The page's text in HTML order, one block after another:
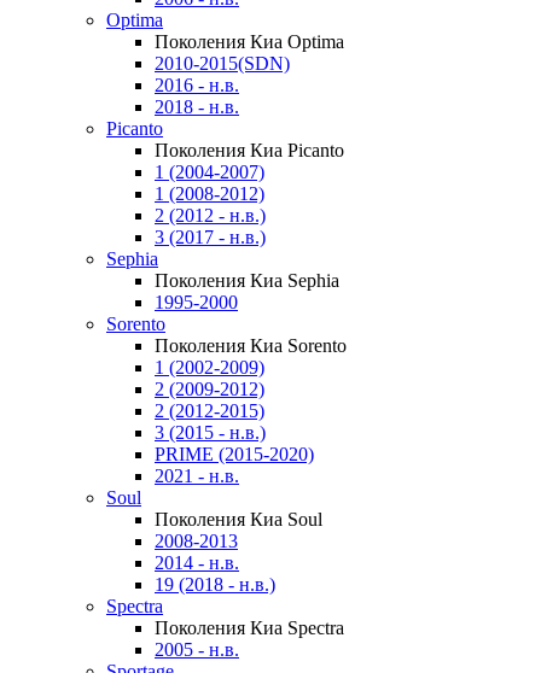
Optima
Поколения Киа Optima
2010-2015(SDN)
2016 - н.в.
2018 - н.в.
Picanto
Поколения Киа Picanto
1 (2004-2007)
1 (2008-2012)
2 (2012 - н.в.)
3 (2017 - н.в.)
Sephia
Поколения Киа Sephia
1995-2000
Sorento
Поколения Киа Sorento
1 (2002-2009)
2 (2009-2012)
2 (2012-2015)
3 (2015 - н.в.)
PRIME (2015-2020)
2021 - н.в.
Soul
Поколения Киа Soul
2008-2013
2014 - н.в.
19 (2018 - н.в.)
Spectra
Поколения Киа Spectra
2005 - н.в.